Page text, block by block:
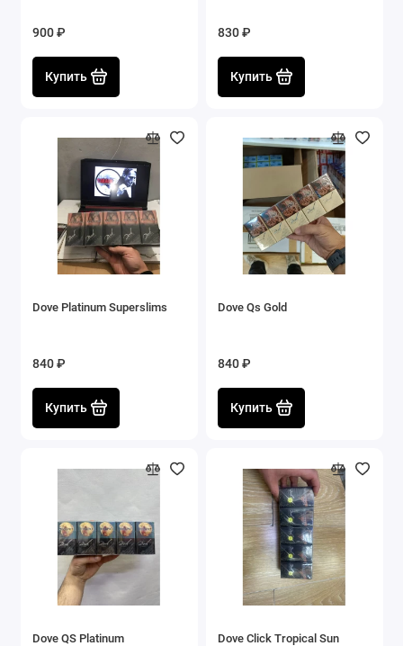
900 ₽
Купить
830 ₽
Купить
Dove Platinum Superslims
840 ₽
Купить
Dove Qs Gold
840 ₽
Купить
Dove QS Platinum
Dove Сlick Tropical Sun